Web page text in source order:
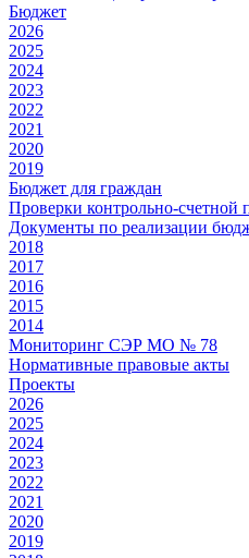
Бюджет
2026
2025
2024
2023
2022
2021
2020
2019
Бюджет для граждан
Проверки контрольно-счетной
Документы по реализации
2018
2017
2016
2015
2014
Мониторинг СЭР МО № 78
Нормативные правовые акты
Проекты
2026
2025
2024
2023
2022
2021
2020
2019